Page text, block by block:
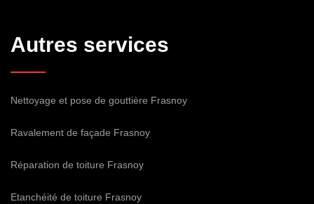
Autres services
Nettoyage et pose de gouttière Frasnoy
Ravalement de façade Frasnoy
Réparation de toiture Frasnoy
Etanchéité de toiture Frasnoy